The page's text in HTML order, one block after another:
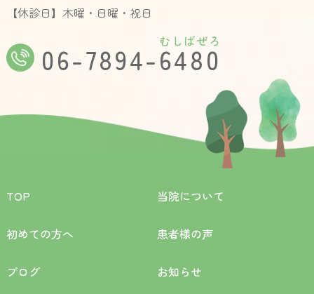
【休診日】木曜・日曜・祝日
06-7894-6480
むしばぜろ
TOP 当院について
初めての方へ 患者様の声
ブログ お知らせ